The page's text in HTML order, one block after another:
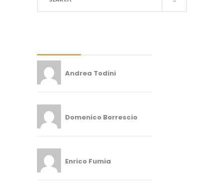
Andrea Todini
Domenico Borrescio
Enrico Fumia